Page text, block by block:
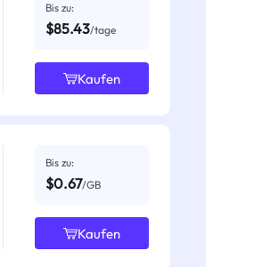
Bis zu:
$85.43/tage
Kaufen
Bis zu:
$0.67/GB
Kaufen